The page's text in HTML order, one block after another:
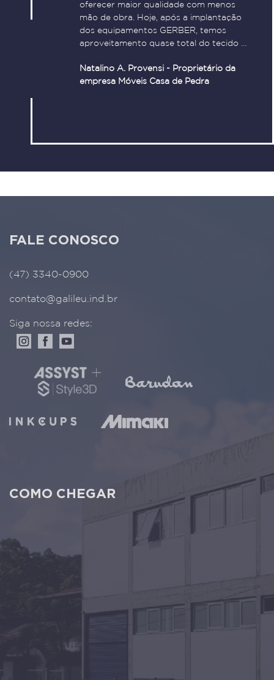
oferecer maior qualidade com menos
mão de obra. Hoje, após a implantação
dos equipamentos GERBER, temos
aproveitamento quase total do tecido e
proporcionando assim mais rapidez e
melhor acabamento na costura.”
Natalino A. Provensi - Proprietário da
empresa Móveis Casa de Pedra
FALE CONOSCO
(47) 3340-0900
contato@galileu.ind.br
Siga nossa redes:
COMO CHEGAR